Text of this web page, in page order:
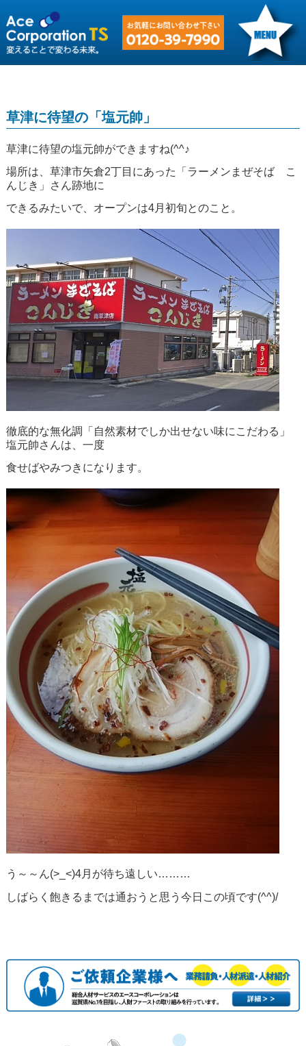
草津に待望の「塩元帥」
草津に待望の塩元帥ができますね(^^♪
場所は、草津市矢倉2丁目にあった「ラーメンまぜそば こ
んじき」さん跡地に
できるみたいで、オープンは4月初旬とのこと。
徹底的な無化調「自然素材でしか出せない味にこだわる」
塩元帥さんは、一度
食せばやみつきになります。
う～～ん(>_<)4月が待ち遠しい………
しばらく飽きるまでは通おうと思う今日この頃です(^^)/